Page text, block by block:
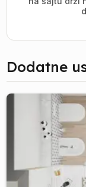
Dodatne